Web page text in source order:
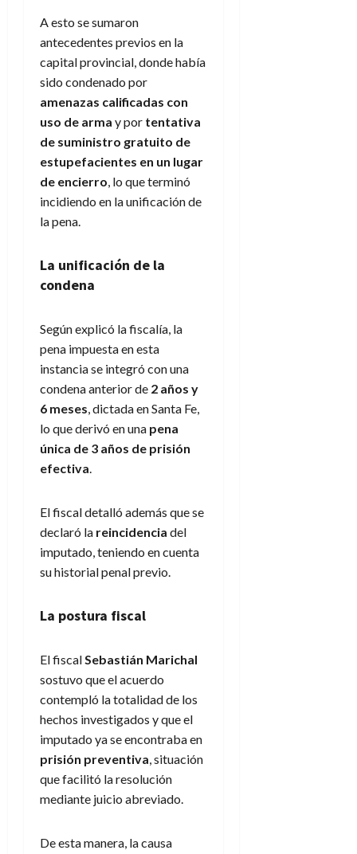
A esto se sumaron
antecedentes previos en la
capital provincial, donde había
sido condenado por
amenazas calificadas con
uso de arma y por tentativa
de suministro gratuito de
estupefacientes en un lugar
de encierro, lo que terminó
incidiendo en la unificación de
la pena.
La unificación de la
condena
Según explicó la fiscalía, la
pena impuesta en esta
instancia se integró con una
condena anterior de 2 años y
6 meses, dictada en Santa Fe,
lo que derivó en una pena
única de 3 años de prisión
efectiva.
El fiscal detalló además que se
declaró la reincidencia del
imputado, teniendo en cuenta
su historial penal previo.
La postura fiscal
El fiscalSebastián Marichal
sostuvo que el acuerdo
contempló la totalidad de los
hechos investigados y que el
imputado ya se encontraba en
prisión preventiva, situación
que facilitó la resolución
mediante juicio abreviado.
De esta manera, la causa